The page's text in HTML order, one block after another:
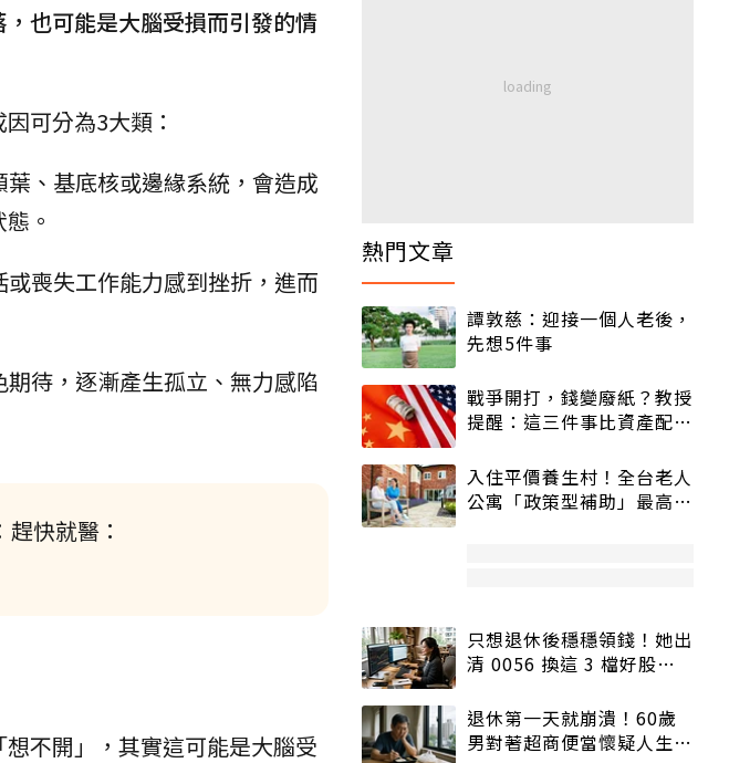
也可能是大腦受損而引發的情
可分為3大類：
、基底核或邊緣系統，會造成
。
喪失工作能力感到挫折，進而
待，逐漸產生孤立、無力感陷
快就醫：
不開」，其實這可能是大腦受
熱門文章
譚敦慈：迎接一個人老後，
先想5件事
戰爭開打，錢變廢紙？教授
提醒：這三件事比資產配置
入住平價養生村！全台老人
公寓「政策型補助」最高打
只想退休後穩穩領錢！她出
清 0056 換這 3 檔好股：
退休第一天就崩潰！60歲
男對著超商便當懷疑人生